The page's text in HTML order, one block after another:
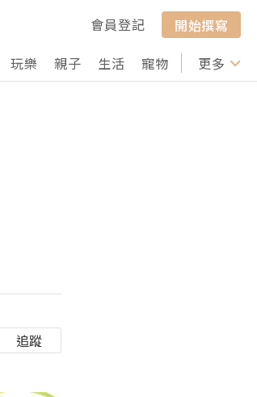
會員登記
開始撰寫
玩樂 親子 生活 寵物 行山 打卡
更多
追蹤